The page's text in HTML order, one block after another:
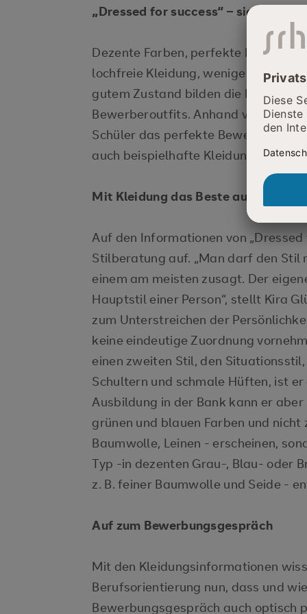
„Dressed for success“ – sich
Dezente Farben, perfekte
lochfreie Kleidung, wenige dezente
gutem Zustand bilden die Basis
Bewerberoutfits. Anhand von
Schüler das perfekte
auch beispielhafte
Mit Kleidung das Beste aus sich
Auf den Informationen von
Stilberatung auf. „Man darf den Stil
einem am meisten zusagt. Der
Hauptstil einer Person“, stellt Kira
zum Unterstreichen der
keine eindeutige Zuordnung
einen zweiten Stil, den
Schultern und schmale Hüften, ist
Ausbildung in der Bank kann er
grünen und blauen Farben und nicht
Baumwolle, Leinen - erscheinen,
Typ -in dezenten Grau-, Blau- oder
z. B. feiner Baumwolle und Seide -
Auf zum Bewerbungsgespräch
Mit den Kleidungsinformationen
Berufsorientierung nun, dass und
Bewerbungsgespräch auch optisch